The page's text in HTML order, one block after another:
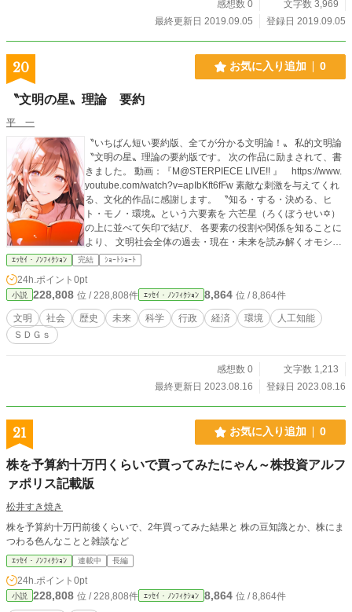
感想数 0
文字数 3,969
最終更新日 2019.09.05
登録日 2019.09.05
20 お気に入り追加 0
〝文明の星〟理論 要約
平 一
〝いちばん短い要約版、全てが分かる文明論！〟 私的文明論
〝文明の星〟理論の要約版です。 次の作品に励まされて、書
きました。 動画：『M@STERPIECE LIVE!! 』 https://www.
youtube.com/watch?v=apIbKft6fFw 素敵な刺激を与えてくれ
る、文化的作品に感謝します。 〝知る・する・決める、ヒ
ト・モノ・環境〟という六要素を 六芒星（ろくぼうせい✡）
の上に並べて矢印で結び、 各要素の役割や関係を知ることに
より、 文明社会全体の過去・現在・未来を読み解くオモシロ
理論です。 【技術】が進み、【社会】が豊かで複雑になるほ
ど、 人間の仕事は『便利な新しい技術を正しく使って、 どん
な社会を作るのか？』という【政策】を、 皆で一緒に考える
ことに移っていくと思います。 単純に言われたことだけすれ
ばいいなら、 その知識さえ持っていれば足りますが、 どうす
べきかも考える時は、関係する物事全体の知識を、 モレなく
な学問が 注目されている理由もそこにあり、 そんな時代には
文明論も大いに役立つと考えます。 ご興味がおありの方は、
ｴｯｾｲ・ﾉﾝﾌｨｸｼｮﾝ 完結 ｼｮｰﾄｼｮｰﾄ
24h.ポイント 0pt
小説 228,808 位 / 228,808件 ｴｯｾｲ・ﾉﾝﾌｨｸｼｮﾝ 8,864 位 / 8,864件
文明 社会 歴史 未来 科学 行政 経済 環境
人工知能
ＳＤＧｓ
感想数 0
文字数 1,213
最終更新日 2023.08.16
登録日 2023.08.16
21 お気に入り追加 0
株を予算約十万円くらいで買ってみたにゃん～株投資アルフ
ァポリス記載版
松井すき焼き
株を予算約十万円前後くらいで、2年買ってみた結果と 株の豆知識とか、株にま
つわる色んなことと雑談など
ｴｯｾｲ・ﾉﾝﾌｨｸｼｮﾝ 連載中 長編
24h.ポイント 0pt
小説 228,808 位 / 228,808件 ｴｯｾｲ・ﾉﾝﾌｨｸｼｮﾝ 8,864 位 / 8,864件